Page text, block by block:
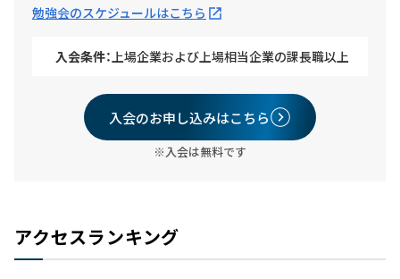
勉強会のスケジュールはこちら
入会条件：上場企業および上場相当企業の課長職以上
入会のお申し込みはこちら
※入会は無料です
アクセスランキング